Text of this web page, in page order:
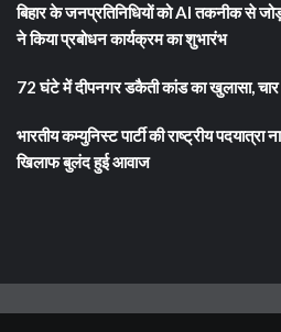
बिहार के जनप्रतिनिधियों को AI तकनीक से
ने किया प्रबोधन कार्यक्रम का शुभारंभ
72 घंटे में दीपनगर डकैती कांड का खुलासा, चार
भारतीय कम्युनिस्ट पार्टी की राष्ट्रीय
खिलाफ बुलंद हुई आवाज